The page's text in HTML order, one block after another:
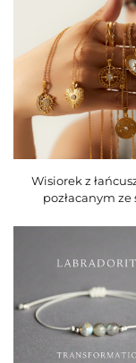
personalizacji
Wisiorek z
pozłacanym ze
delikatna biżuteria